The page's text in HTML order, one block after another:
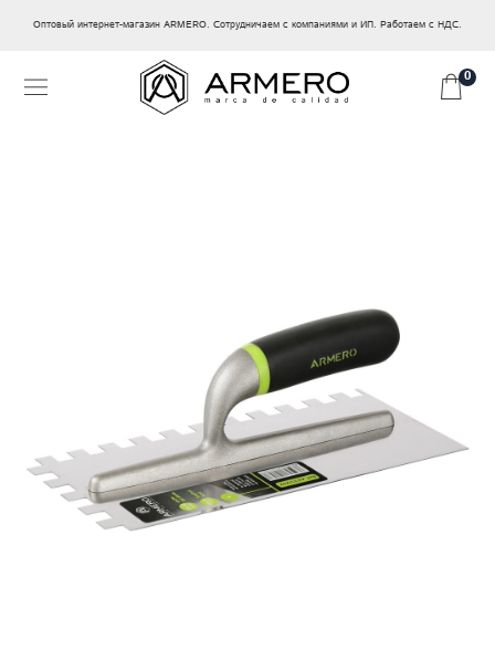
Оптовый интернет-магазин ARMERO. Сотрудничаем с компаниями и ИП. Работаем с НДС.
0